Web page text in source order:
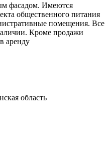
фасадом. Имеются
общественного питания
помещения. Все
Кроме продажи
аренду
область